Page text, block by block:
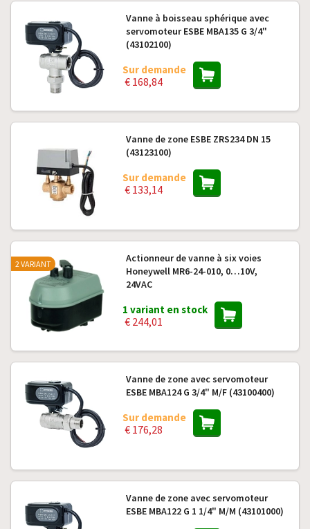
Vanne à boisseau sphérique avec
servomoteur ESBE MBA135 G 3/4"
(43102100)
Sur demande
€ 168,84
Vanne de zone ESBE ZRS234 DN 15
(43123100)
Sur demande
€ 133,14
Actionneur de vanne à six voies
Honeywell MR6-24-010, 0…10V,
24VAC
1 variant en stock
€ 244,01
2 VARIANT
Vanne de zone avec servomoteur
ESBE MBA124 G 3/4" M/F (43100400)
Sur demande
€ 176,28
Vanne de zone avec servomoteur
ESBE MBA122 G 1 1/4" M/M (43101000)